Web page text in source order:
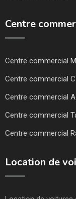
Centre
Centre commercial
Centre commercial
Centre commercial
Centre commercial
Centre commercial
Location de